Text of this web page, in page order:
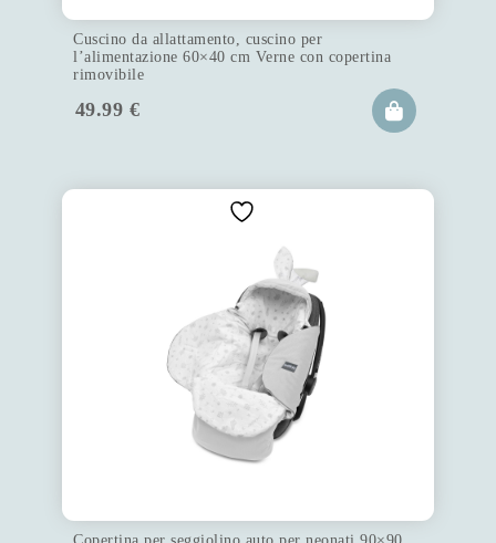
Cuscino da allattamento, cuscino per
l’alimentazione 60×40 cm Verne con copertina
rimovibile
49.99 €
Copertina per seggiolino auto per neonati 90×90